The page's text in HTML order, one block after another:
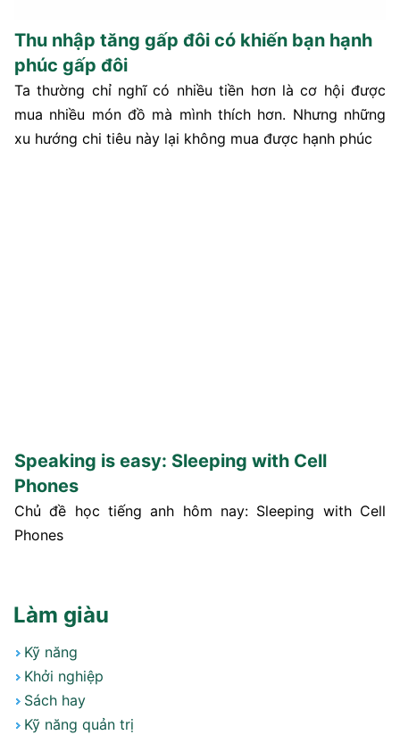
Thu nhập tăng gấp đôi có khiến bạn hạnh
phúc gấp đôi
Ta thường chỉ nghĩ có nhiều tiền hơn là cơ hội được
mua nhiều món đồ mà mình thích hơn. Nhưng những
xu hướng chi tiêu này lại không mua được hạnh phúc
Speaking is easy: Sleeping with Cell
Phones
Chủ đề học tiếng anh hôm nay: Sleeping with Cell
Phones
Làm giàu
Kỹ năng
Khởi nghiệp
Sách hay
Kỹ năng quản trị